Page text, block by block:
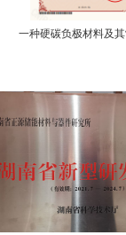
一种硬碳负极材料及